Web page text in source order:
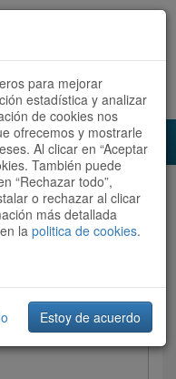
Español | Català
por:Más recientes
para mejorar
estadística y analizar
de cookies nos
ofrecemos y mostrarle
Al clicar en “Aceptar
También puede
“Rechazar todo”,
o rechazar al clicar
más detallada
lapolitica de cookies.
Estoy de acuerdo